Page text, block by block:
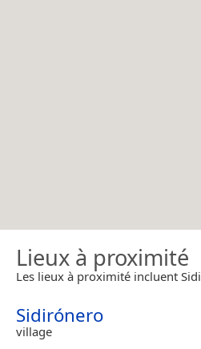
Lieux à proximité
Les lieux à proximité incluent
Sidirónero
village